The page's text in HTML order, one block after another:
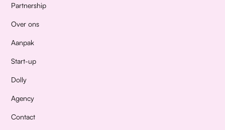
Partnership
Over ons
Aanpak
Start-up
Dolly
Agency
Contact